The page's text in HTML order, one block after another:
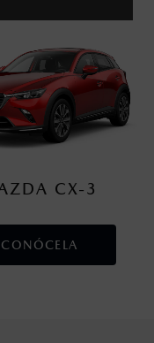
CX-3
CONÓCELA